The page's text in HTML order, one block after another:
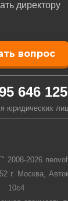
директору
вопрос
646
юридических лиц
2008-2026
г. Москва,
10с4